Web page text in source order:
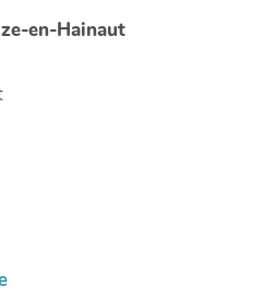
en-Hainaut